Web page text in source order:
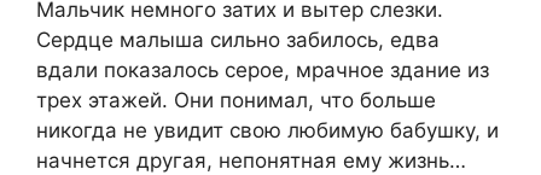
Мальчик немного затих и вытер слезки.
Сердце малыша сильно забилось, едва
вдали показалось серое, мрачное здание из
трех этажей. Они понимал, что больше
никогда не увидит свою любимую бабушку, и
начнется другая, непонятная ему жизнь…